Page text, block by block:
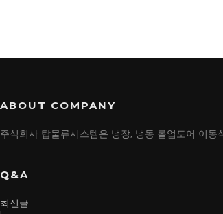
ABOUT COMPANY
주식회사 탑물류시스템은 냉장, 냉동 롤업도어 이
Q&A
최신글